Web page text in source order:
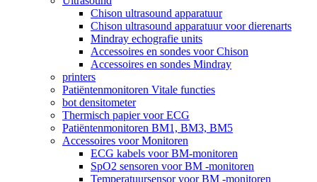
Chison ultrasound apparatuur
Chison ultrasound apparatuur voor dierenarts
Mindray echografie units
Accessoires en sondes voor Chison
Accessoires en sondes Mindray
printers
Patiëntenmonitoren Vitale functies
bot densitometer
Thermisch papier voor ECG
Patiëntenmonitoren BM1, BM3, BM5
Accessoires voor Monitoren
ECG kabels voor BM-monitoren
SpO2 sensoren voor BM -monitoren
Temperatuursensor voor BM -monitoren